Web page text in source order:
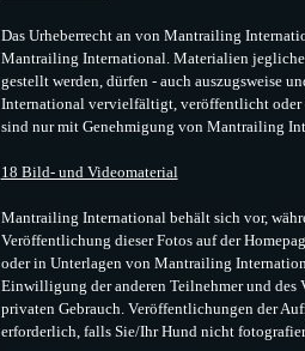
Das Urheberrecht an von Mantrailing
Mantrailing International. Materialien
gestellt werden, dürfen - auch auszugsweise
International vervielfältigt, veröffentlicht oder
sind nur mit Genehmigung von Mantrailing
18 Bild- und Videomaterial
Mantrailing International behält sich vor,
Veröffentlichung dieser Fotos auf der
oder in Unterlagen von Mantrailing
Einwilligung der anderen Teilnehmer und des
privaten Gebrauch. Veröffentlichungen der
erforderlich, falls Sie/Ihr Hund nicht